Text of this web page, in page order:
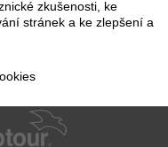
4 562
zkušenosti, ke
stránek a ke zlepšení a